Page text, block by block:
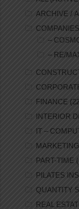
ARCHIVE /
COMPANIES
–
– RE/
FINANCE
INTERIOR
IT –
PART-TIME
PILATES
QUANTITY
REAL